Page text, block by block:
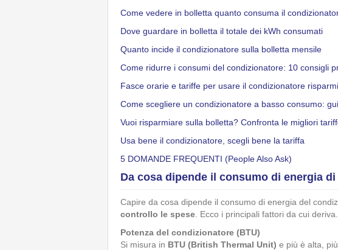
Come vedere in bolletta quanto consuma il
Dove guardare in bolletta il totale dei kWh consumati
Quanto incide il condizionatore sulla bolletta mensile
Come ridurre i consumi del condizionatore: 10 consigli
Fasce orarie e tariffe per usare il condizionatore
Come scegliere un condizionatore a basso consumo:
Vuoi risparmiare sulla bolletta? Confronta le migliori
Usa bene il condizionatore, scegli bene la tariffa
5 DOMANDE FREQUENTI (People Also Ask)
Da cosa dipende il consumo di energia
Capire da cosa dipende il consumo di energia del
controllo le spese . Ecco i principali fattori da cui deriva.
Potenza del condizionatore (BTU)
Si misura in BTU (British Thermal Unit) e più è alta,